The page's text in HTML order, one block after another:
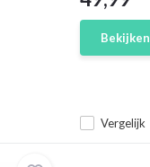
Vergelijk
Bekijken